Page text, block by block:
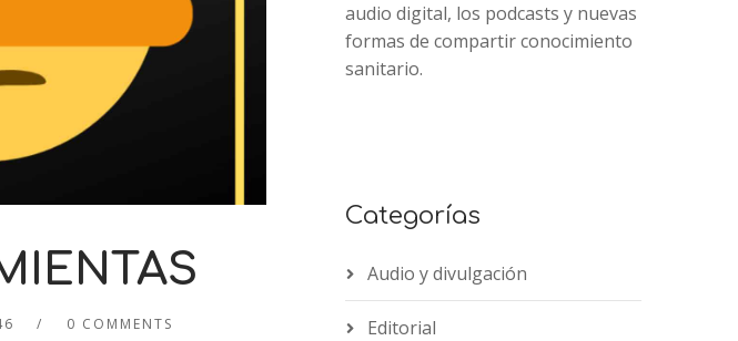
0 COMMENTS
audio digital, los podcasts y nuevas
formas de compartir conocimiento
sanitario.
Categorías
Audio y divulgación
Editorial